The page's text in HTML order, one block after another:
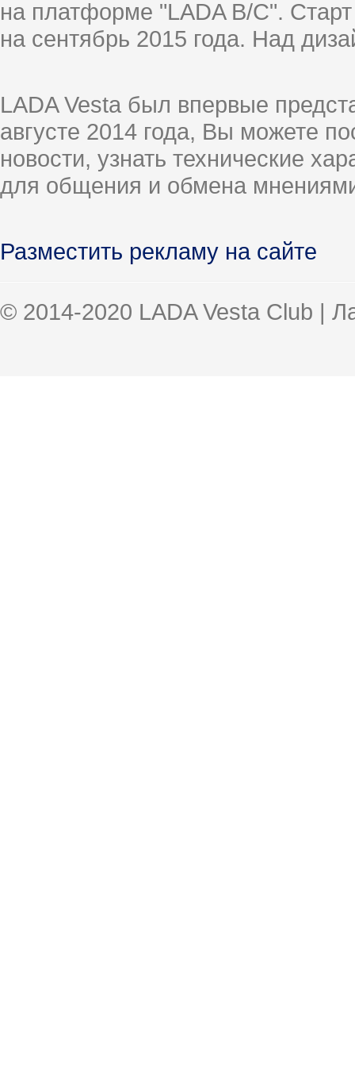
на платформе "LADA B/C".
на сентябрь 2015 года. Над
LADA Vesta был впервые
августе 2014 года, Вы можете
новости, узнать технические
для общения и обмена
Разместить рекламу на сайте
© 2014-2020 LADA Vesta Club |